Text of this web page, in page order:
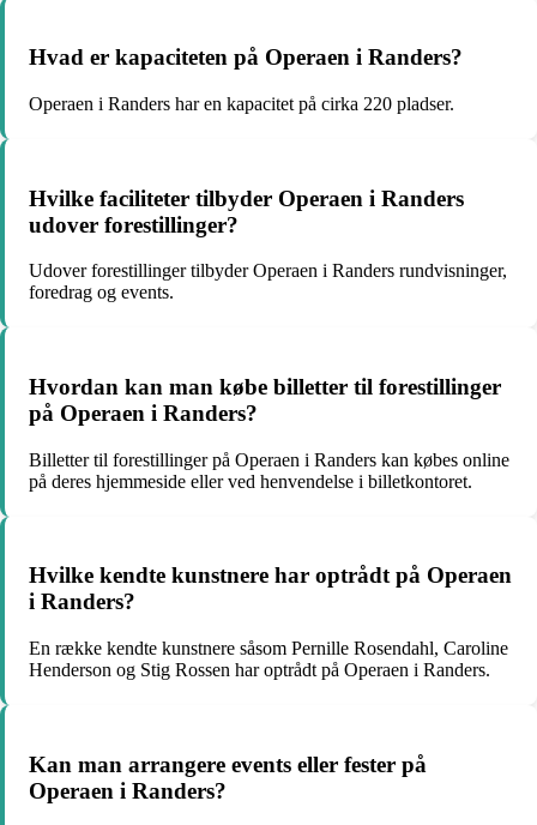
Hvad er kapaciteten på Operaen i Randers?
Operaen i Randers har en kapacitet på cirka 220 pladser.
Hvilke faciliteter tilbyder Operaen i Randers
udover forestillinger?
Udover forestillinger tilbyder Operaen i Randers rundvisninger,
foredrag og events.
Hvordan kan man købe billetter til forestillinger
på Operaen i Randers?
Billetter til forestillinger på Operaen i Randers kan købes online
på deres hjemmeside eller ved henvendelse i billetkontoret.
Hvilke kendte kunstnere har optrådt på Operaen
i Randers?
En række kendte kunstnere såsom Pernille Rosendahl, Caroline
Henderson og Stig Rossen har optrådt på Operaen i Randers.
Kan man arrangere events eller fester på
Operaen i Randers?